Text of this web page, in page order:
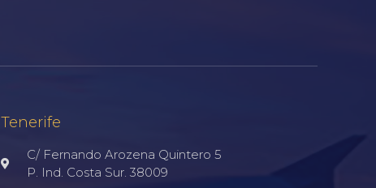
Tenerife
C/ Fernando Arozena Quintero 5
P. Ind. Costa Sur. 38009